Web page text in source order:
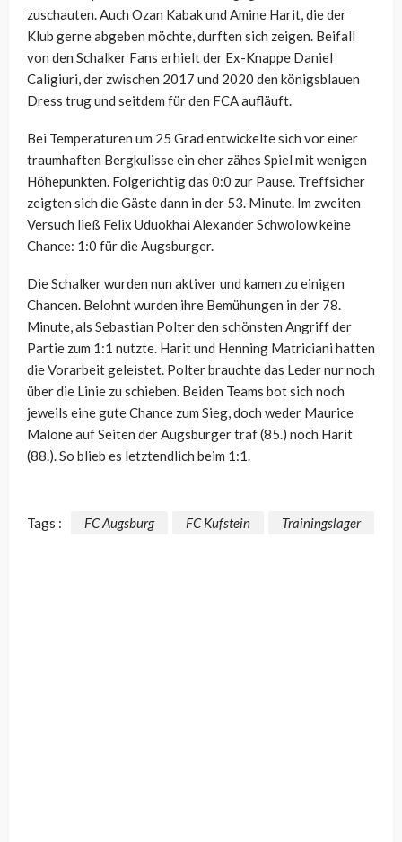
zuschauten. Auch Ozan Kabak und Amine Harit, die der
Klub gerne abgeben möchte, durften sich zeigen. Beifall
von den Schalker Fans erhielt der Ex-Knappe Daniel
Caligiuri, der zwischen 2017 und 2020 den königsblauen
Dress trug und seitdem für den FCA aufläuft.
Bei Temperaturen um 25 Grad entwickelte sich vor einer
traumhaften Bergkulisse ein eher zähes Spiel mit wenigen
Höhepunkten. Folgerichtig das 0:0 zur Pause. Treffsicher
zeigten sich die Gäste dann in der 53. Minute. Im zweiten
Versuch ließ Felix Uduokhai Alexander Schwolow keine
Chance: 1:0 für die Augsburger.
Die Schalker wurden nun aktiver und kamen zu einigen
Chancen. Belohnt wurden ihre Bemühungen in der 78.
Minute, als Sebastian Polter den schönsten Angriff der
Partie zum 1:1 nutzte. Harit und Henning Matriciani hatten
die Vorarbeit geleistet. Polter brauchte das Leder nur noch
über die Linie zu schieben. Beiden Teams bot sich noch
jeweils eine gute Chance zum Sieg, doch weder Maurice
Malone auf Seiten der Augsburger traf (85.) noch Harit
(88.). So blieb es letztendlich beim 1:1.
Tags : FC Augsburg FC Kufstein Trainingslager